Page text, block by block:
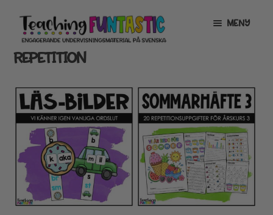
Hoppa
till
navigering
Gå
till
innehåll
MENY
INFO
MITT KONTO
GRATISMATERIAL
EXPANDERA
UNDERMENY
BUTIK
LICENSER
EXPANDERA
UNDERMENY
REPETITION